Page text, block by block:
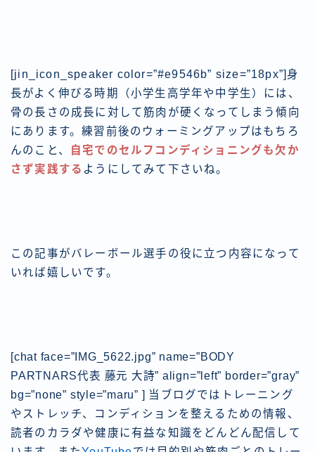
[jin_icon_speaker color=”#e9546b” size=”18px”]身
長がよく伸びる時期（小学生高学年や中学生）には、
骨の長さの成長に対して筋肉が硬くなってしまう傾向
にあります。練習前後のウォーミングアップはもちろ
んのこと、
自宅でのセルフコンディショニングも欠か
さず実践する ようにしてみて下さいね。
この記事がバレーボール選手の役に立つ内容になって
いれば嬉しいです。
[chat face=”IMG_5622.jpg” name=”BODY
PARTNARS代表 藤元 大詩” align=”left” border=”gray”
bg=”none” style=”maru” ] 当ブログではトレーニング
やストレッチ、コンディションを整えるための情報、
読者のカラダや健康に有益な知識をどんどん配信して